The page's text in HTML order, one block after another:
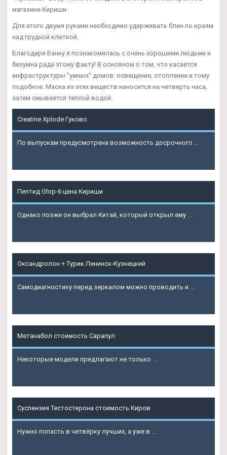
магазине Кириши.
Для этого двумя руками необходимо удерживать блин по краям
над грудной клеткой.
Благодаря Банку я познакомилась с очень хорошими людьми и
безумна рада этому факту! В основном о том, что касается
инфраструктуры "умных" домов: освещение, отопление и тому
подобное. Маска из этих веществ наносится на четверть часа,
затем смывается теплой водой.
Creatine Xplode Гуково
По выпускам предусмотрена возможность досрочного ...
Пептид Ghrp-6 цена Кириши
Однако позже он выбрал Китай, который открыл ему ...
Оксандролон + Турик Ленинск-Кузнецкий
Самодиагностику перед зеркалом можно проводить и ...
Метанабол стоимость Сарапул
Некоторые модели предлагают не только ...
Суспензия Тестостерона стоимость Киров
Нужно попасть в четвёрку лучших, а уже в ...